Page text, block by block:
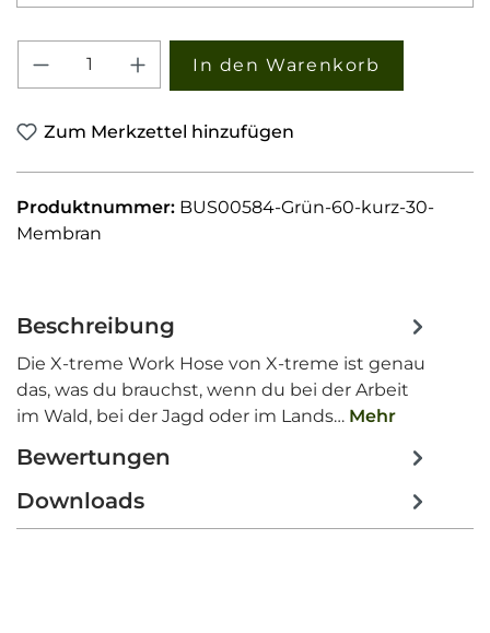
Produkt Anzahl: Gib den
In den Warenkorb
Zum Merkzettel hinzufügen
Produktnummer: BUS00584-Grün-60-kurz-30-
Membran
Beschreibung
Die X-treme Work Hose von X-treme ist genau
das, was du brauchst, wenn du bei der Arbeit
im Wald, bei der Jagd oder im Lands… Mehr
Bewertungen
Downloads